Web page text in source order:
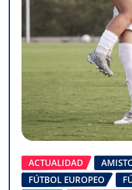
ACTUALIDAD
FÚTBOL EUROPEO